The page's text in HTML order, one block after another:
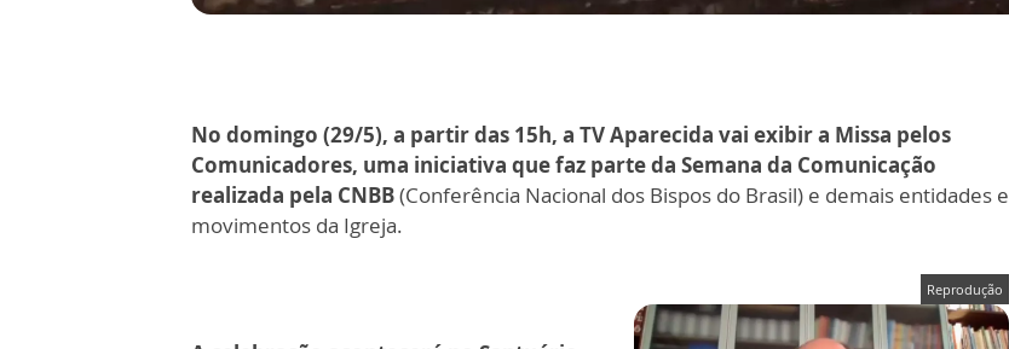
No domingo (29/5), a partir das 15h, a TV Aparecida vai exibir a Missa pelos
Comunicadores, uma iniciativa que faz parte da Semana da Comunicação
realizada pela CNBB(Conferência Nacional dos Bispos do Brasil) e demais entidades e
movimentos da Igreja.
Reprodução